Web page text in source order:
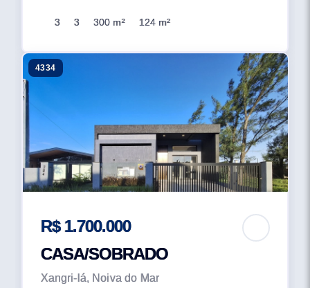
3 3 300 m² 124 m²
4334
R$ 1.700.000
CASA/SOBRADO
Xangri-lá, Noiva do Mar